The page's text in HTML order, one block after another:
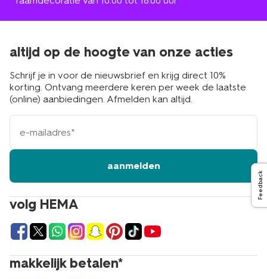
volg HEMA
makkelijk betalen*
altijd op de hoogte van onze acties
Schrijf je in voor de nieuwsbrief en krijg direct 10%
korting. Ontvang meerdere keren per week de laatste
(online) aanbiedingen. Afmelden kan altijd.
e-
mailadres
aanmelden
Feedback